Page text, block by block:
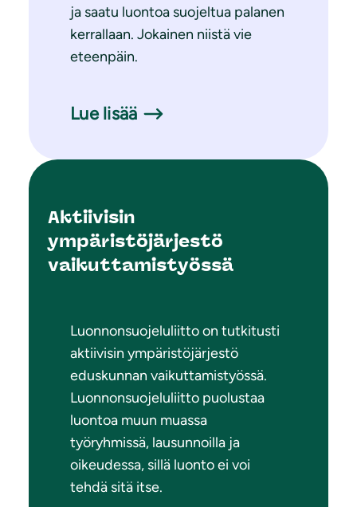
ja saatu luontoa suojeltua palanen
kerrallaan. Jokainen niistä vie
eteenpäin.
Lue lisää
Aktiivisin
ympäristöjärjestö
vaikuttamistyössä
Luonnonsuojeluliitto on tutkitusti
aktiivisin ympäristöjärjestö
eduskunnan vaikuttamistyössä.
Luonnonsuojeluliitto puolustaa
luontoa muun muassa
työryhmissä, lausunnoilla ja
oikeudessa, sillä luonto ei voi
tehdä sitä itse.